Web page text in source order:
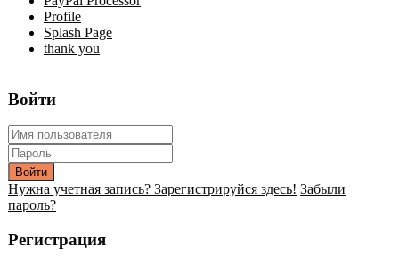
Profile
Splash Page
thank you
Войти
Войти
Нужна учетная запись? Зарегистрируйся здесь! Забыли
пароль?
Регистрация